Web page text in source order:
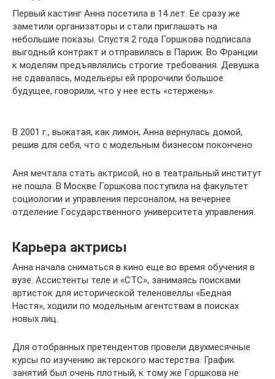
Первый кастинг Анна посетила в 14 лет. Ее сразу же
заметили организаторы и стали приглашать на
небольшие показы. Спустя 2 года Горшкова подписала
выгодный контракт и отправилась в Париж. Во Франции
к моделям предъявлялись строгие требования. Девушка
не сдавалась, модельеры ей пророчили большое
будущее, говорили, что у нее есть «стержень».
В 2001 г., выжатая, как лимон, Анна вернулась домой,
решив для себя, что с модельным бизнесом покончено
Аня мечтала стать актрисой, но в театральный институт
не пошла. В Москве Горшкова поступила на факультет
социологии и управления персоналом, на вечернее
отделение Государственного университета управления.
Карьера актрисы
Анна начала сниматься в кино еще во время обучения в
вузе. Ассистенты теле и «СТС», занимаясь поисками
артисток для исторической теленовеллы «Бедная
Настя», ходили по модельным агентствам в поисках
новых лиц.
Для отобранных претендентов провели двухмесячные
курсы по изучению актерского мастерства. График
занятий был очень плотный, к тому же Горшкова не